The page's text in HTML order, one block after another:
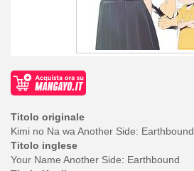
Titolo originale
Kimi no Na wa Another Side: Earthbound
Titolo inglese
Your Name Another Side: Earthbound